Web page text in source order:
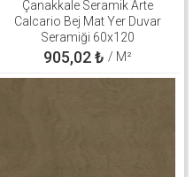
Çanakkale Seramik Arte
Calcario Bej Mat Yer Duvar
Seramiği 60x120
310100906646
905,02₺ / M²